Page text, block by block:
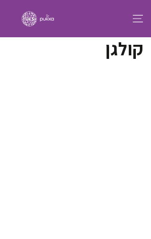
קולקציה:
קולגן